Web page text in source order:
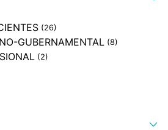
(26)
GUBERNAMENTAL (8)
(2)